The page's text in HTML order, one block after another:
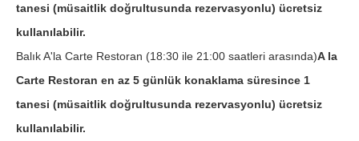
tanesi (müsaitlik doğrultusunda rezervasyonlu) ücretsiz
kullanılabilir.
Balık A'la Carte Restoran (18:30 ile 21:00 saatleri arasında)A la
Carte Restoran en az 5 günlük konaklama süresince 1
tanesi (müsaitlik doğrultusunda rezervasyonlu) ücretsiz
kullanılabilir.